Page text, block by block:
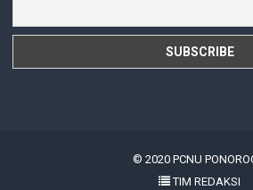
© 2020 PCNU
TIM REDAKSI